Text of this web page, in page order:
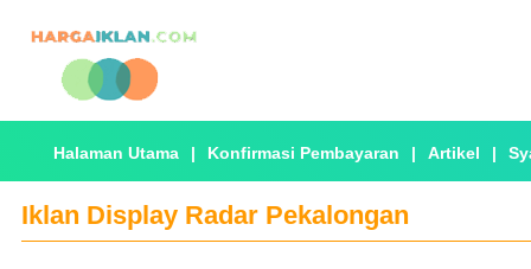
Halaman Utama | Konfirmasi Pembayaran | Artikel |
Iklan Display Radar Pekalongan